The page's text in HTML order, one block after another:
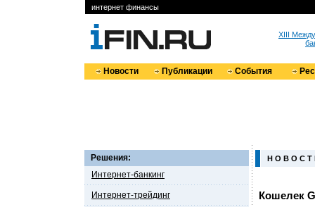
интернет финансы
XIII
Новости Публикации События
Решения:
Интернет-банкинг
Интернет-трейдинг
Н О В О С Т
Кошелек